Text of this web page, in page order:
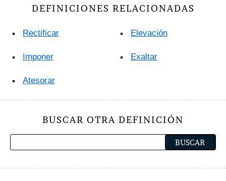
DEFINICIONES RELACIONADAS
Rectificar
Imponer
Atesorar
Elevación
Exaltar
BUSCAR OTRA DEFINICIÓN